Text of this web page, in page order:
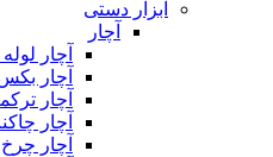
ابزار دستی
آچار
آچار لوله
آچار
آچار
آچار
آچار چرخ